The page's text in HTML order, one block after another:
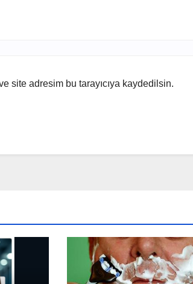
site adresim bu tarayıcıya kaydedilsin.